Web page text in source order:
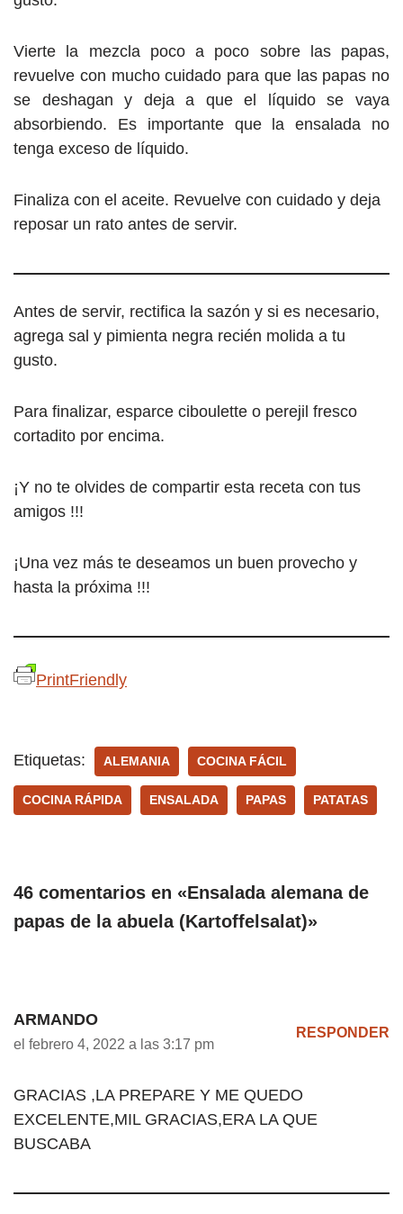
Vierte la mezcla poco a poco sobre las papas,
revuelve con mucho cuidado para que las papas no
se deshagan y deja a que el líquido se vaya
absorbiendo. Es importante que la ensalada no
tenga exceso de líquido.
Finaliza con el aceite. Revuelve con cuidado y deja
reposar un rato antes de servir.
Antes de servir, rectifica la sazón y si es necesario,
agrega sal y pimienta negra recién molida a tu
gusto.
Para finalizar, esparce ciboulette o perejil fresco
cortadito por encima.
¡Y no te olvides de compartir esta receta con tus
amigos !!!
¡Una vez más te deseamos un buen provecho y
hasta la próxima !!!
PrintFriendly
Etiquetas: ALEMANIA COCINA FÁCIL
COCINA RÁPIDA ENSALADA PAPAS PATATAS
46 comentarios en «Ensalada alemana de
papas de la abuela (Kartoffelsalat)»
ARMANDO
el febrero 4, 2022 a las 3:17 pm
RESPONDER
GRACIAS ,LA PREPARE Y ME QUEDO
EXCELENTE,MIL GRACIAS,ERA LA QUE
BUSCABA